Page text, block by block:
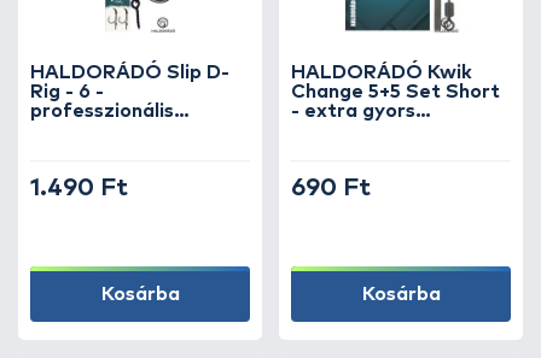
HALDORÁDÓ Slip D-
Rig - 6 -
professzionális
1.490 Ft
Kosárba
HALDORÁDÓ Kwik
Change 5+5 Set Short
- extra gyors
690 Ft
Kosárba